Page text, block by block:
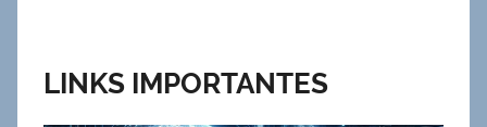
LINKS IMPORTANTES